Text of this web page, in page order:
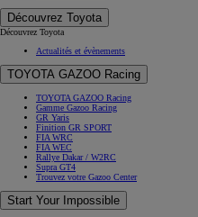
Découvrez Toyota
Découvrez Toyota
Actualités et évènements
TOYOTA GAZOO Racing
TOYOTA GAZOO Racing
Gamme Gazoo Racing
GR Yaris
Finition GR SPORT
FIA WRC
FIA WEC
Rallye Dakar / W2RC
Supra GT4
Trouvez votre Gazoo Center
Start Your Impossible